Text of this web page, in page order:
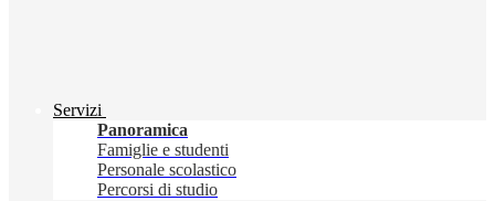
Servizi
Panoramica
Famiglie e studenti
Personale scolastico
Percorsi di studio